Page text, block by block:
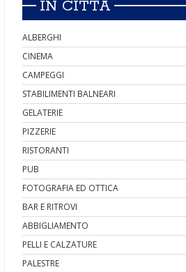
IN CITTÀ
ALBERGHI
CINEMA
CAMPEGGI
STABILIMENTI BALNEARI
GELATERIE
PIZZERIE
RISTORANTI
PUB
FOTOGRAFIA ED OTTICA
BAR E RITROVI
ABBIGLIAMENTO
PELLI E CALZATURE
PALESTRE